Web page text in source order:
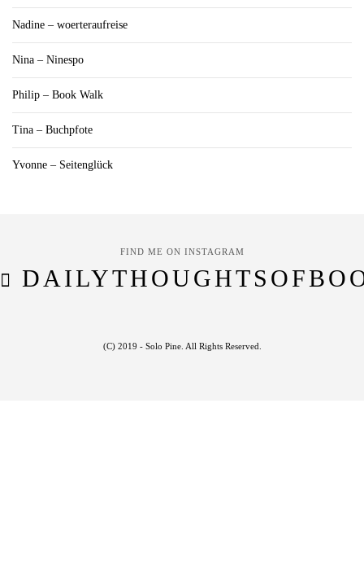
Nadine – woerteraufreise
Nina – Ninespo
Philip – Book Walk
Tina – Buchpfote
Yvonne – Seitenglück
FIND ME ON INSTAGRAM
(C) 2019 - Solo Pine. All Rights Reserved.